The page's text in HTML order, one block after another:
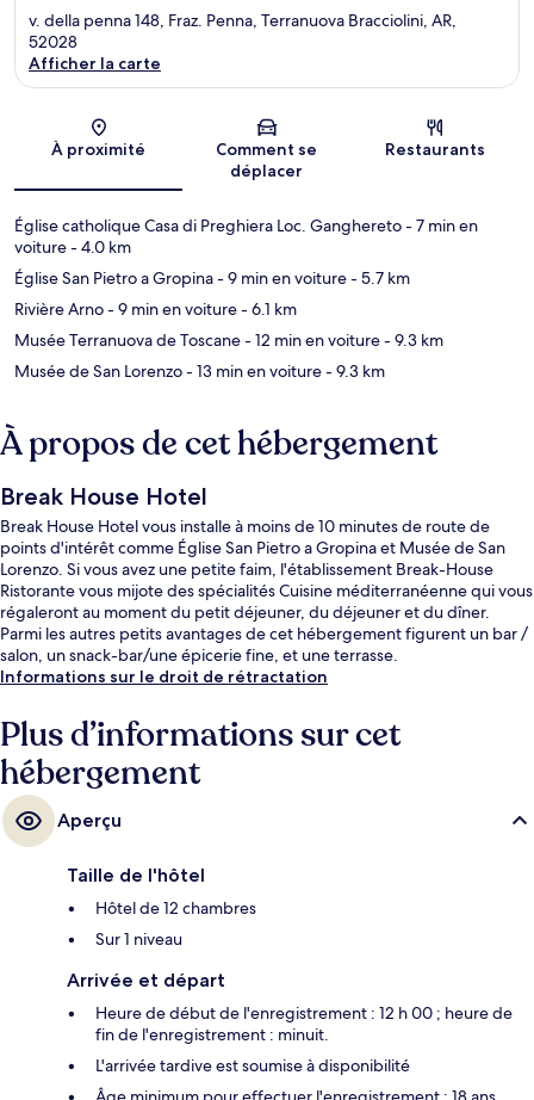
v. della penna 148, Fraz. Penna, Terranuova Bracciolini, AR,
52028
Afficher la carte
À proximité
Comment se
déplacer
Restaurants
Église catholique Casa di Preghiera Loc. Ganghereto- 7 min en
voiture- 4.0 km
Église San Pietro a Gropina- 9 min en voiture- 5.7 km
Rivière Arno- 9 min en voiture- 6.1 km
Musée Terranuova de Toscane- 12 min en voiture- 9.3 km
Musée de San Lorenzo- 13 min en voiture- 9.3 km
À propos de cet hébergement
Break House Hotel
Break House Hotel vous installe à moins de 10 minutes de route de
points d'intérêt comme Église San Pietro a Gropina et Musée de San
Lorenzo. Si vous avez une petite faim, l'établissement Break-House
Ristorante vous mijote des spécialités Cuisine méditerranéenne qui vous
régaleront au moment du petit déjeuner, du déjeuner et du dîner.
Parmi les autres petits avantages de cet hébergement figurent un bar /
salon, un snack-bar/une épicerie fine, et une terrasse.
Informations sur le droit de rétractation
Plus d’informations sur cet
hébergement
Aperçu
Taille de l'hôtel
Hôtel de 12 chambres
Sur 1 niveau
Arrivée et départ
Heure de début de l'enregistrement : 12 h 00 ; heure de
fin de l'enregistrement : minuit.
L'arrivée tardive est soumise à disponibilité